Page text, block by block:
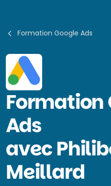
Formation Google Ads
Formation
Ads
avec
Meillard